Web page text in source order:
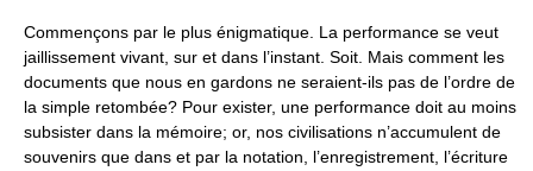
Commençons par le plus énigmatique. La performance se veut
jaillissement vivant, sur et dans l’instant. Soit. Mais comment les
documents que nous en gardons ne seraient-ils pas de l’ordre de
la simple retombée? Pour exister, une performance doit au moins
subsister dans la mémoire; or, nos civilisations n’accumulent de
souvenirs que dans et par la notation, l’enregistrement, l’écriture